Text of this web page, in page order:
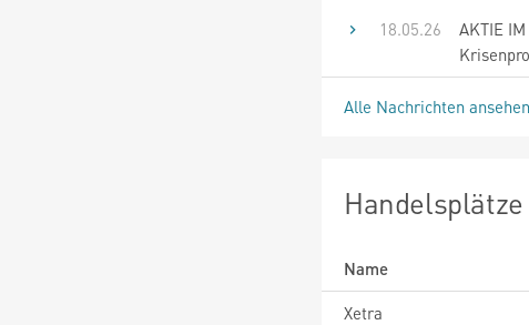
18.05.26
AKTIE
Alle Nachrichten ansehen
Handelsplätze
Name
Xetra